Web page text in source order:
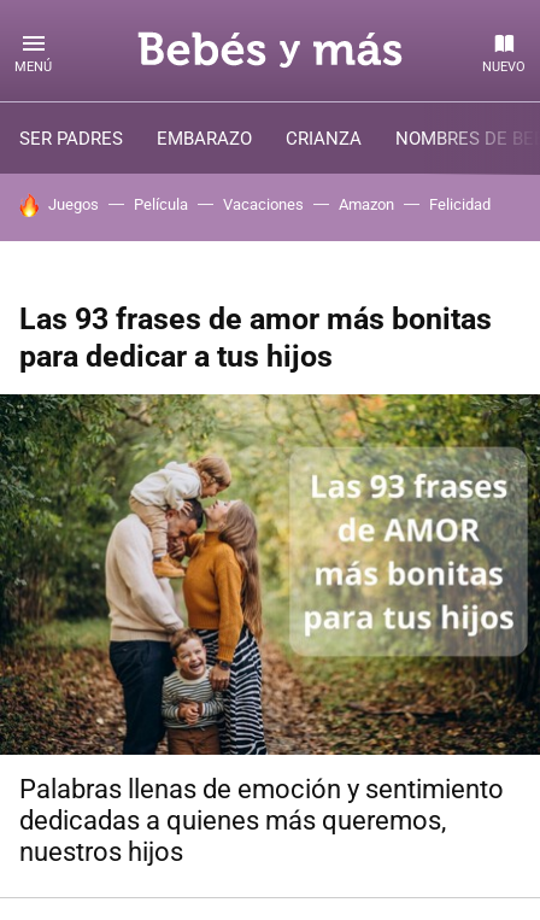
MENÚ NUEVO
SER PADRES EMBARAZO CRIANZA NOMBRES DE
HOY SE HABLA DE
Juegos Película Vacaciones Amazon Felicidad
Las 93 frases de amor más bonitas
para dedicar a tus hijos
Palabras llenas de emoción y sentimiento
dedicadas a quienes más queremos,
nuestros hijos